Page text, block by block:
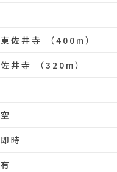
東佐井寺 （400m）
佐井寺 （320m）
空
即時
有